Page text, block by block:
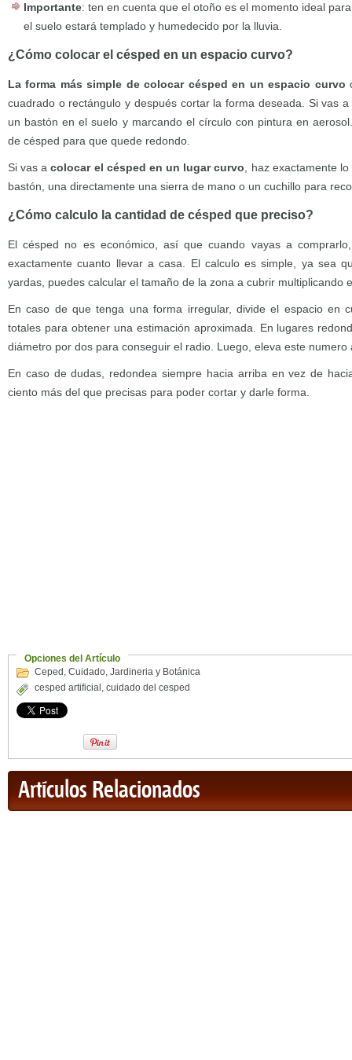
Importante: ten en cuenta que el otoño es el momento ideal
el suelo estará templado y humedecido por la lluvia.
¿Cómo colocar el césped en un espacio curvo?
La forma más simple de colocar césped en un espacio curvo
cuadrado o rectángulo y después cortar la forma deseada. Si vas
un bastón en el suelo y marcando el círculo con pintura en
de césped para que quede redondo.
Si vas acolocar el césped en un lugar curvo , haz exactamente
bastón, una directamente una sierra de mano o un cuchillo para
¿Cómo calculo la cantidad de césped que preciso?
El césped no es económico, así que cuando vayas a
exactamente cuanto llevar a casa. El calculo es simple, ya sea
yardas, puedes calcular el tamaño de la zona a cubrir multiplicando
En caso de que tenga una forma irregular, divide el espacio en
totales para obtener una estimación aproximada. En lugares
diámetro por dos para conseguir el radio. Luego, eleva este
En caso de dudas, redondea siempre hacia arriba en vez de
ciento más del que precisas para poder cortar y darle forma.
Opciones del Artículo
Ceped , Cuidado, Jardineria y Botánica
cesped artificial , cuidado del cesped
Artículos Relacionados